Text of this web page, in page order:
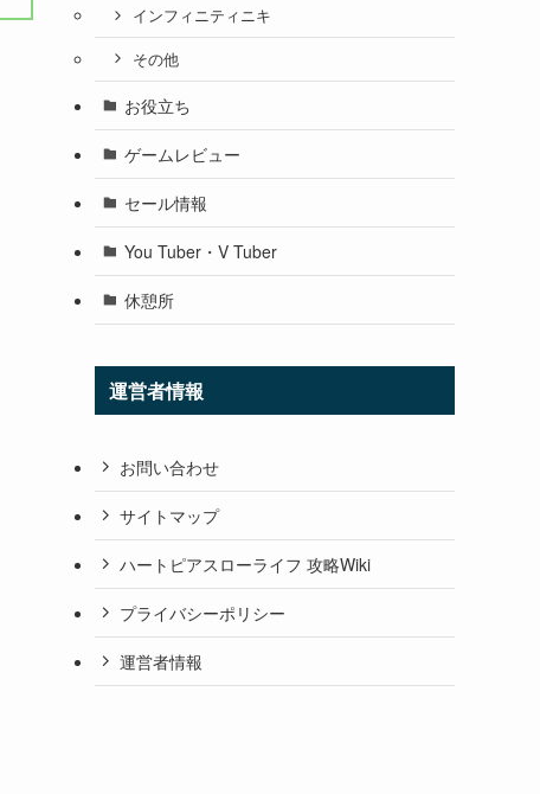
インフィニティニキ
その他
お役立ち
ゲームレビュー
セール情報
You Tuber・V Tuber
休憩所
運営者情報
お問い合わせ
サイトマップ
ハートピアスローライフ 攻略Wiki
プライバシーポリシー
運営者情報